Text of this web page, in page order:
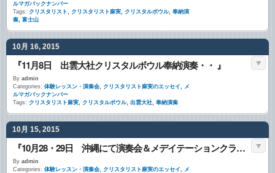
ルマガバックナンバー
Tags: クリスタリスト, クリスタリスト麻実, クリスタルボウル, 奉納演
奏, 富士山
10月 16, 2015
『11月8日 出雲大社クリスタルボウル奉納演奏・・ 』
By admin
Categories: 体験レッスン・演奏会, クリスタリスト麻実のエッセイ, メ
ルマガバックナンバー
Tags: クリスタリスト麻実, クリスタルボウル, 出雲大社, 奉納演奏
10月 15, 2015
『10月28・29日 沖縄にて演奏会＆メデイテーションクラス・・ 』
By admin
Categories: 体験レッスン・演奏会, クリスタリスト麻実のエッセイ, メ